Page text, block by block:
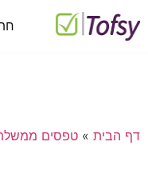
דף הבית » טפסים